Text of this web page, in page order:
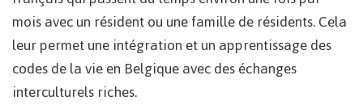
mois avec un résident ou une famille de résidents. Cela
leur permet une intégration et un apprentissage des
codes de la vie en Belgique avec des échanges
interculturels riches.